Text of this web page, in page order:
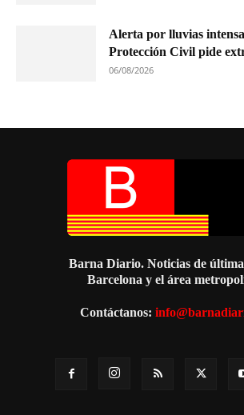
Alerta por lluvias
Protección Civil pide
06/08/2026
Barna Diario. Noticias de
Barcelona y el área
Contáctanos: